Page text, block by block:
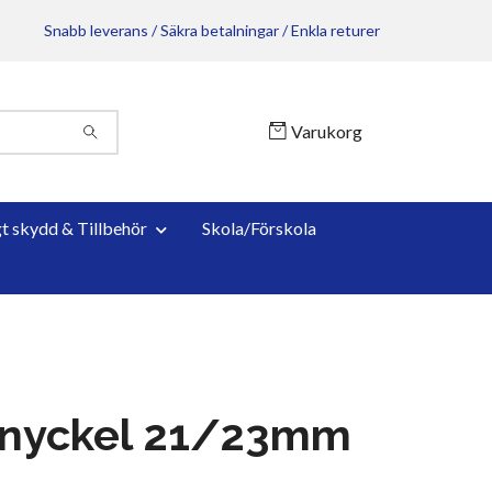
Snabb leverans / Säkra betalningar / Enkla returer
Varukorg
skydd & Tillbehör
Skola/Förskola
21/23mm